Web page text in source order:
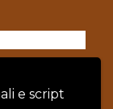
e script